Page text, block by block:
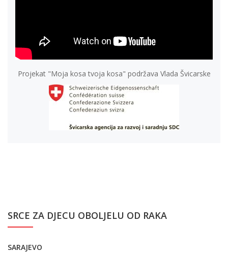
Projekat "Moja kosa tvoja kosa" podržava Vlada Švicarske
SRCE ZA DJECU OBOLJELU OD RAKA
SARAJEVO